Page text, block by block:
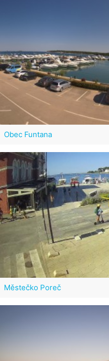
Obec Funtana
Městečko Poreč